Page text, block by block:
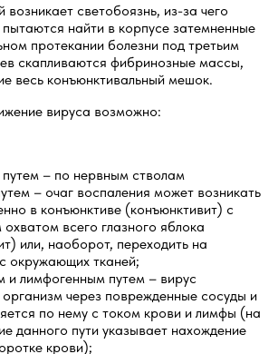
возникает светобоязнь, из-за чего
найти в корпусе затемненные
протекании болезни под третьим
скапливаются фибринозные массы,
весь конъюнктивальный мешок.
вируса возможно:
– по нервным стволам
– очаг воспаления может возникать
в конъюнктиве (конъюнктивит) с
всего глазного яблока
или, наоборот, переходить на
окружающих тканей;
и лимфогенным путем – вирус
организм через поврежденные сосуды и
по нему с током крови и лимфы (на
данного пути указывает нахождение
крови);